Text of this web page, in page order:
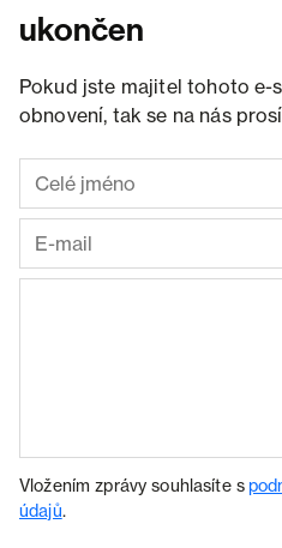
ukončen
Pokud jste majitel tohoto e-
obnovení, tak se na nás
Vložením zprávy souhlasíte s
údajů.